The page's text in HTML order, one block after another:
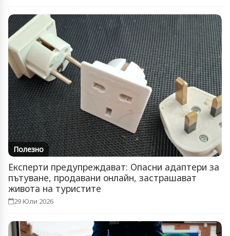
Полезно
Експерти предупреждават: Опасни адаптери за
пътуване, продавани онлайн, застрашават
живота на туристите
29 Юли 2026